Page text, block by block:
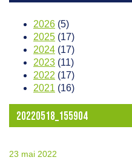
2026 (5)
2025 (17)
2024 (17)
2023 (11)
2022 (17)
2021 (16)
20220518_155904
23 mai 2022